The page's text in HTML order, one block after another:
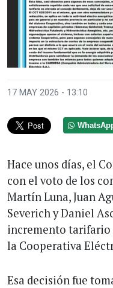
17 MAY 2026 - 13:10
Hace unos días, el
con el voto de los
Martín Luna, Juan
Severich y Daniel
incremento tarifario
la Cooperativa
Esa decisión fue